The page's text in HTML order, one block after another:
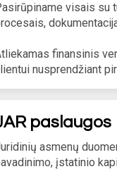
visais su
finansinis
nusprendžiant
paslaugos
asmenų
įstatinio